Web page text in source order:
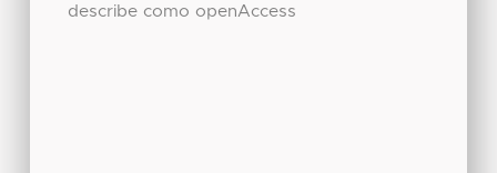
describe como openAccess